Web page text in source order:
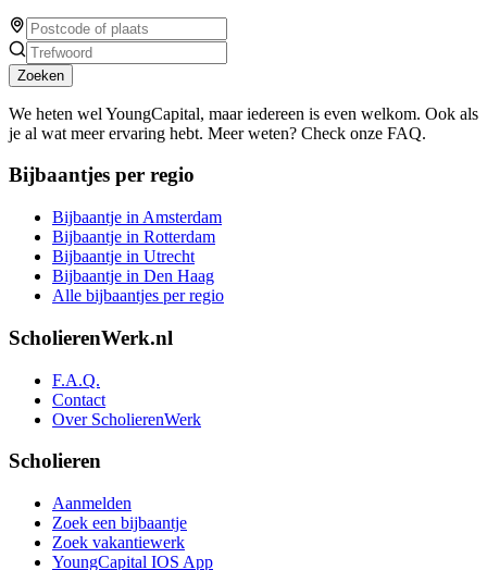
Zoeken
We heten wel YoungCapital, maar iedereen is even welkom. Ook als
je al wat meer ervaring hebt. Meer weten? Check onze FAQ.
Bijbaantjes per regio
Bijbaantje in Amsterdam
Bijbaantje in Rotterdam
Bijbaantje in Utrecht
Bijbaantje in Den Haag
Alle bijbaantjes per regio
ScholierenWerk.nl
F.A.Q.
Contact
Over ScholierenWerk
Scholieren
Aanmelden
Zoek een bijbaantje
Zoek vakantiewerk
YoungCapital IOS App